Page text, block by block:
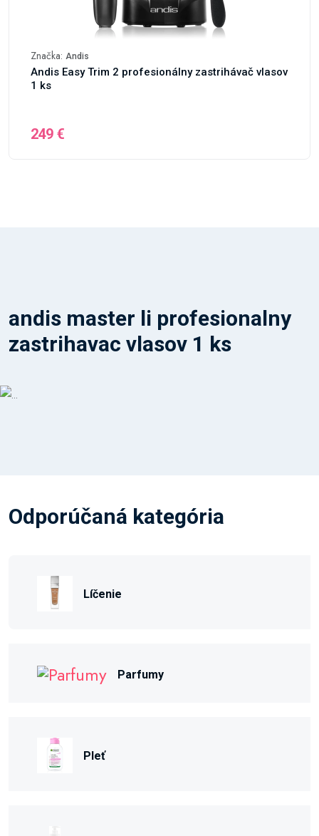
Značka: Andis
Andis Easy Trim 2 profesionálny zastrihávač vlasov
1 ks
249 €
andis master li profesionalny
zastrihavac vlasov 1 ks
Odporúčaná kategória
Líčenie
Parfumy
Pleť